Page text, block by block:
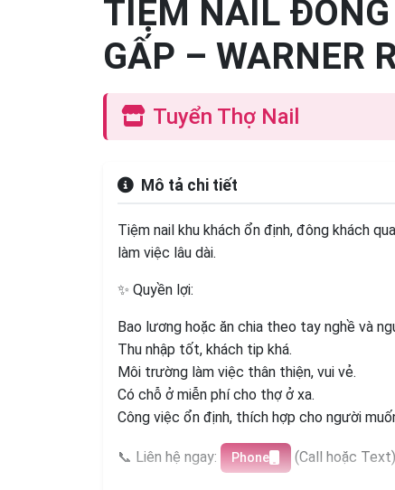
TIỆM NAIL
GẤP – WARNER
Tuyển Thợ Nail
Mô tả chi tiết
Tiệm nail khu khách ổn định, đông khách
làm việc lâu dài.
✨ Quyền lợi:
Bao lương hoặc ăn chia theo tay nghề và
Thu nhập tốt, khách tip khá.
Môi trường làm việc thân thiện, vui vẻ.
Có chỗ ở miễn phí cho thợ ở xa.
Công việc ổn định, thích hợp cho người
📞 Liên hệ ngay: Phone (Call hoặc Text)